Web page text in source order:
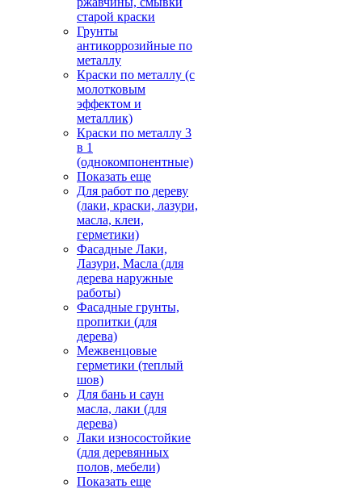
старой краски
Грунты
антикоррозийные по
металлу
Краски по металлу (с
молотковым
эффектом и
металлик)
Краски по металлу 3
в 1
(однокомпонентные)
Показать еще
Для работ по дереву
(лаки, краски, лазури,
масла, клеи,
герметики)
Фасадные Лаки,
Лазури, Масла (для
дерева наружные
работы)
Фасадные грунты,
пропитки (для
дерева)
Межвенцовые
герметики (теплый
шов)
Для бань и саун
масла, лаки (для
дерева)
Лаки износостойкие
(для деревянных
полов, мебели)
Показать еще